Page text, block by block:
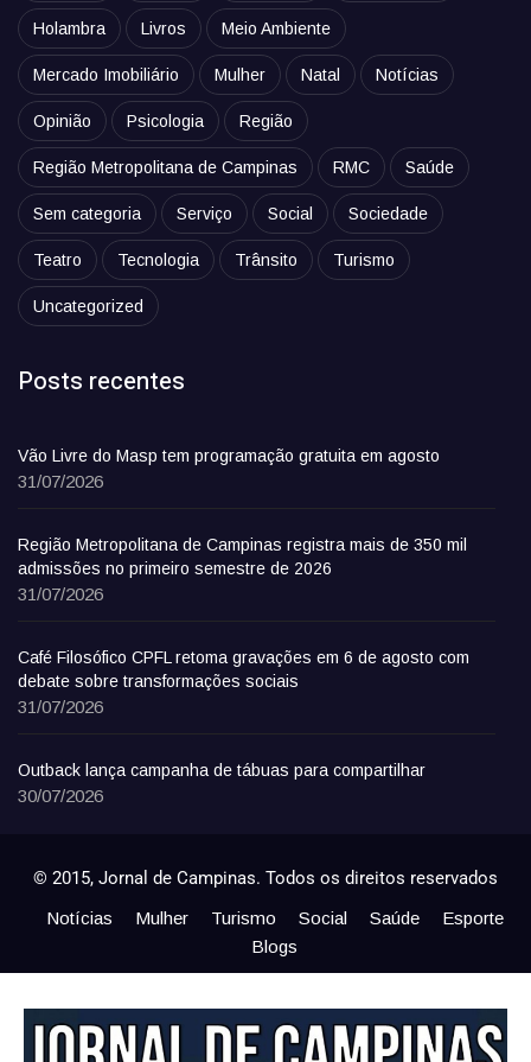
Holambra Livros Meio Ambiente
Mercado Imobiliário Mulher Natal Notícias
Opinião Psicologia Região
Região Metropolitana de Campinas RMC Saúde
Sem categoria Serviço Social Sociedade
Teatro Tecnologia Trânsito Turismo
Uncategorized
Posts recentes
Vão Livre do Masp tem programação gratuita em agosto
31/07/2026
Região Metropolitana de Campinas registra mais de 350 mil
admissões no primeiro semestre de 2026
31/07/2026
Café Filosófico CPFL retoma gravações em 6 de agosto com
debate sobre transformações sociais
31/07/2026
Outback lança campanha de tábuas para compartilhar
30/07/2026
© 2015, Jornal de Campinas. Todos os direitos reservados
Notícias Mulher Turismo Social Saúde
Esporte
Blogs